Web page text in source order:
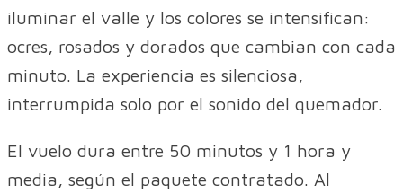
iluminar el valle y los colores se intensifican:
ocres, rosados y dorados que cambian con cada
minuto. La experiencia es silenciosa,
interrumpida solo por el sonido del quemador.
El vuelo dura entre 50 minutos y 1 hora y
media, según el paquete contratado. Al